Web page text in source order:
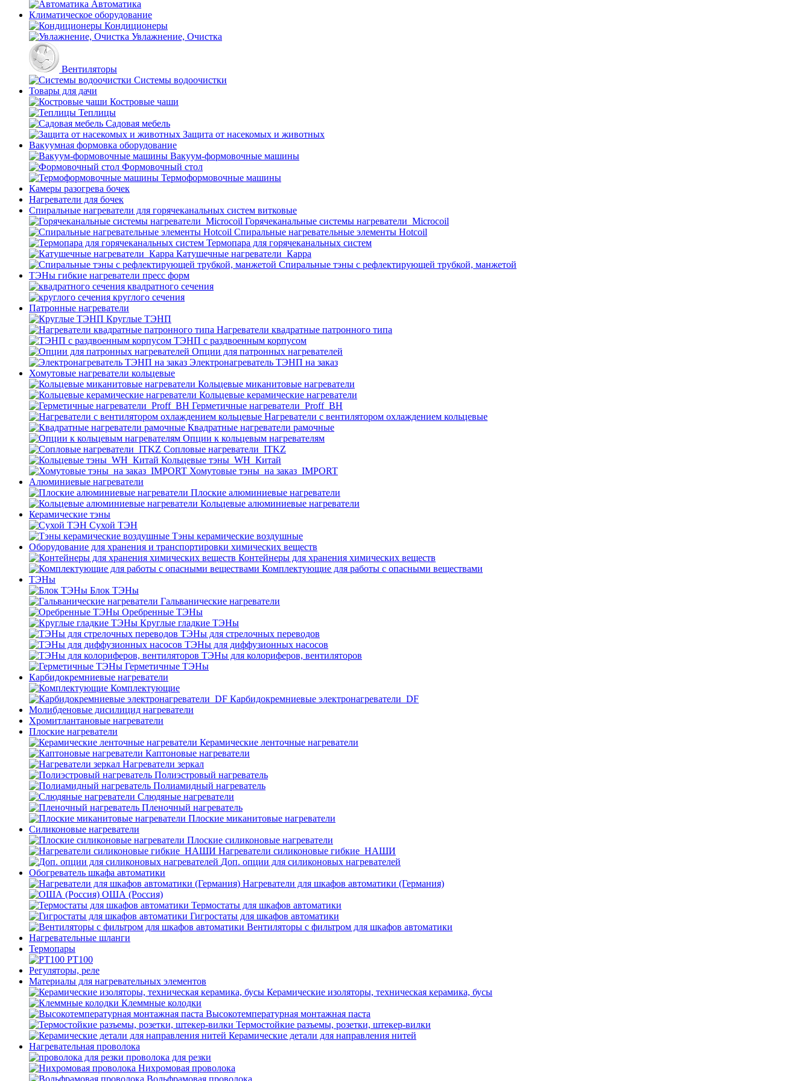
Автоматика
Климатическое оборудование
Кондиционеры
Увлажнение, Очистка
Вентиляторы
Системы водоочистки
Товары для дачи
Костровые чаши
Теплицы
Садовая мебель
Защита от насекомых и животных
Вакуумная формовка оборудование
Вакуум-формовочные машины
Формовочный стол
Термоформовочные машины
Камеры разогрева бочек
Нагреватели для бочек
Спиральные нагреватели для горячеканальных систем витковые
Горячеканальные системы нагреватели_Microcoil
Спиральные нагревательные элементы Hotcoil
Термопара для горячеканальных систем
Катушечные нагреватели_Карра
Спиральные тэны с рефлектирующей трубкой, манжетой
ТЭНы гибкие нагреватели пресс форм
квадратного сечения
круглого сечения
Патронные нагреватели
Круглые ТЭНП
Нагреватели квадратные патронного типа
ТЭНП с раздвоенным корпусом
Опции для патронных нагревателей
Электронагреватель ТЭНП на заказ
Хомутовые нагреватели кольцевые
Кольцевые миканитовые нагреватели
Кольцевые керамические нагреватели
Герметичные нагреватели_Proff_BH
Нагреватели с вентилятором охлаждением кольцевые
Квадратные нагреватели рамочные
Опции к кольцевым нагревателям
Cопловые нагреватели_ITKZ
Кольцевые тэны_WH_Китай
Хомутовые тэны_на заказ_IMPORT
Алюминиевые нагреватели
Плоские алюминиевые нагреватели
Кольцевые алюминиевые нагреватели
Керамические тэны
Сухой ТЭН
Тэны керамические воздушные
Оборудование для хранения и транспортировки химических веществ
Контейнеры для хранения химических веществ
Комплектующие для работы с опасными веществами
ТЭНы
Блок ТЭНы
Гальванические нагреватели
Оребренные ТЭНы
Круглые гладкие ТЭНы
ТЭНы для стрелочных переводов
ТЭНы для диффузионных насосов
ТЭНы для колориферов, вентиляторов
Герметичные ТЭНы
Карбидокремниевые нагреватели
Комплектующие
Карбидокремниевые электронагреватели_DF
Молибденовые дисилицид нагреватели
Хромитлантановые нагреватели
Плоские нагреватели
Керамические ленточные нагреватели
Каптоновые нагреватели
Нагреватели зеркал
Полиэстровый нагреватель
Полиамидный нагреватель
Слюдяные нагреватели
Пленочный нагреватель
Плоские миканитовые нагреватели
Силиконовые нагреватели
Плоские силиконовые нагреватели
Нагреватели силиконовые гибкие_НАШИ
Доп. опции для силиконовых нагревателей
Обогреватель шкафа автоматики
Нагреватели для шкафов автоматики (Германия)
ОША (Россия)
Термостаты для шкафов автоматики
Гигростаты для шкафов автоматики
Вентиляторы с фильтром для шкафов автоматики
Нагревательные шланги
Термопары
PT100
Регуляторы, реле
Материалы для нагревательных элементов
Керамические изоляторы, техническая керамика, бусы
Клеммные колодки
Высокотемпературная монтажная паста
Термостойкие разъемы, розетки, штекер-вилки
Керамические детали для направления нитей
Нагревательная проволока
проволока для резки
Нихромовая проволока
Вольфрамовая проволока